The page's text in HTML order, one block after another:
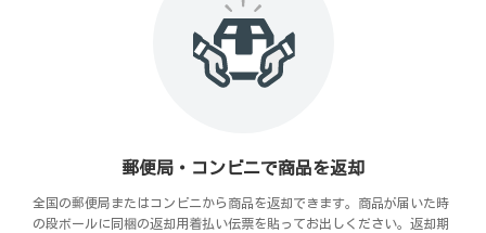
郵便局・コンビニで商品を返却
全国の郵便局またはコンビニから商品を返却できます。商品が届いた時
の段ボールに同梱の返却用着払い伝票を貼ってお出しください。返却期